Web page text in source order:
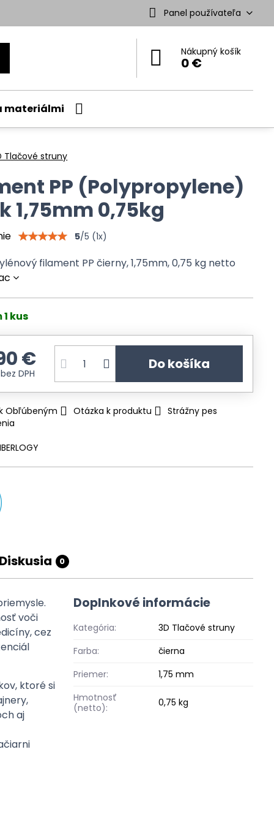
Panel používateľa
Nákupný košík
0 €
materiálmi
Tlačové struny
PP (Polypropylene)
1,75mm 0,75kg
5/5 (1x)
filament PP čierny, 1,75mm, 0,75 kg netto
kus
€
bez DPH
Do košíka
Obľúbeným Otázka k produktu
Strážny pes
Diskusia 0
voči
cez
ktoré si
aj
Doplnkové informácie
Kategória:
3D Tlačové struny
Farba:
čierna
Priemer:
1,75 mm
Hmotnosť
(netto):
0,75 kg